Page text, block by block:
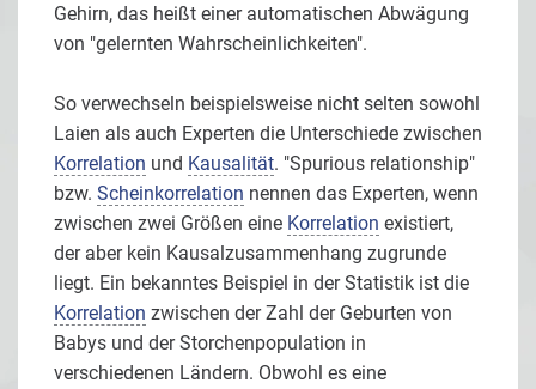
Gehirn, das heißt einer automatischen Abwägung
von "gelernten Wahrscheinlichkeiten".
So verwechseln beispielsweise nicht selten sowohl
Laien als auch Experten die Unterschiede zwischen
Korrelation und Kausalität. "Spurious relationship"
bzw. Scheinkorrelation nennen das Experten, wenn
zwischen zwei Größen eine Korrelation existiert,
der aber kein Kausalzusammenhang zugrunde
liegt. Ein bekanntes Beispiel in der Statistik ist die
Korrelation zwischen der Zahl der Geburten von
Babys und der Storchenpopulation in
verschiedenen Ländern. Obwohl es eine